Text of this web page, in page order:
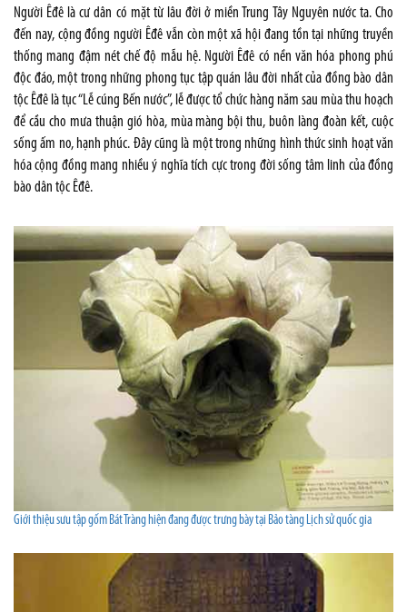
Người Êđê là cư dân có mặt từ lâu đời ở miền Trung Tây Nguyên nước ta. Cho
đến nay, cộng đồng người Êđê vẫn còn một xã hội đang tồn tại những truyền
thống mang đậm nét chế độ mẫu hệ. Người Êđê có nền văn hóa phong phú
độc đáo, một trong những phong tục tập quán lâu đời nhất của đồng bào dân
tộc Êđê là tục “Lễ cúng Bến nước”, lễ được tổ chức hàng năm sau mùa thu hoạch
để cầu cho mưa thuận gió hòa, mùa màng bội thu, buôn làng đoàn kết, cuộc
sống ấm no, hạnh phúc. Đây cũng là một trong những hình thức sinh hoạt văn
hóa cộng đồng mang nhiều ý nghĩa tích cực trong đời sống tâm linh của đồng
bào dân tộc Êđê.
Giới thiệu sưu tập gốm Bát Tràng hiện đang được trưng bày tại Bảo tàng Lịch sử quốc gia